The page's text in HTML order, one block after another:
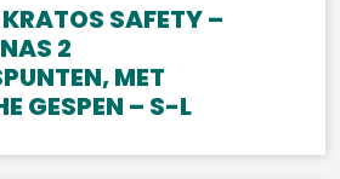
SAFETY –
2
MET
GESPEN – S-L